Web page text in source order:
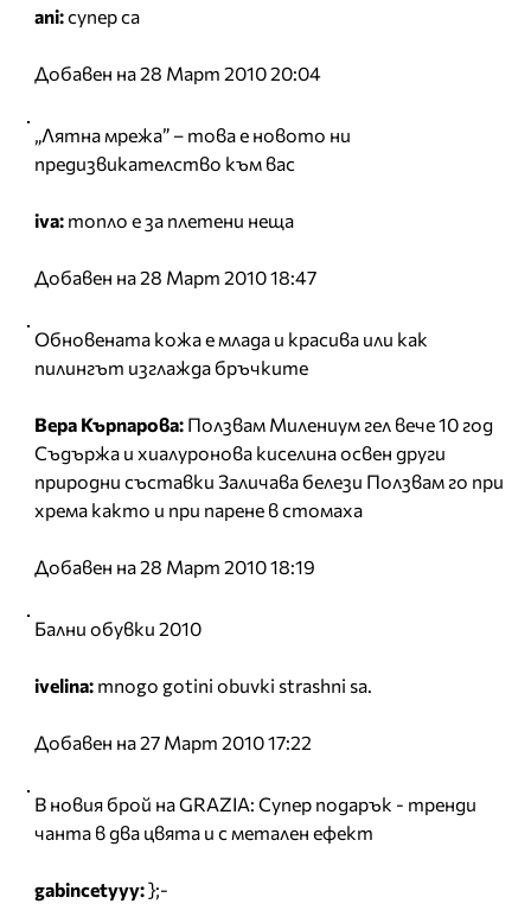
ani:супер са
Добавен на 28 Март 2010 20:04
„Лятна мрежа” – това е новото ни
предизвикателство към вас
iva: топло е за плетени неща
Добавен на 28 Март 2010 18:47
Обновената кожа е млада и красива или как
пилингът изглажда бръчките
Вера Кърпарова: Ползвам Милениум гел вече 10 год
Съдържа и хиалуронова киселина освен други
природни съставки Заличава белези Ползвам го при
хрема както и при парене в стомаха
Добавен на 28 Март 2010 18:19
Бални обувки 2010
ivelina: mnogo gotini obuvki strashni sa.
Добавен на 27 Март 2010 17:22
В новия брой на GRAZIA: Супер подарък - тренди
чанта в два цвята и с метален ефект
gabincetyyy:};-